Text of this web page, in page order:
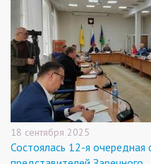
18 сентября 2025
Состоялась 12-я очередная